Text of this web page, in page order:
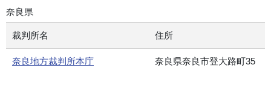
奈良県
裁判所名 住所
奈良地方裁判所本庁 奈良県奈良市登大路町35